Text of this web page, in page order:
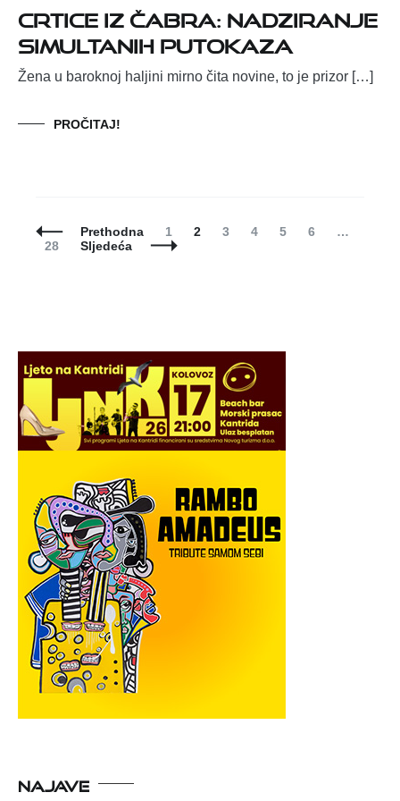
Crtice iz Čabra: Nadziranje
simultanih putokaza
Žena u baroknoj haljini mirno čita novine, to je prizor […]
PROČITAJ!
Posts
Navigation
Prethodna Page
1 Page
2 Page
3 Page
4 Page
5 Page
6
…
Page
28 Sljedeća
NAJAVE